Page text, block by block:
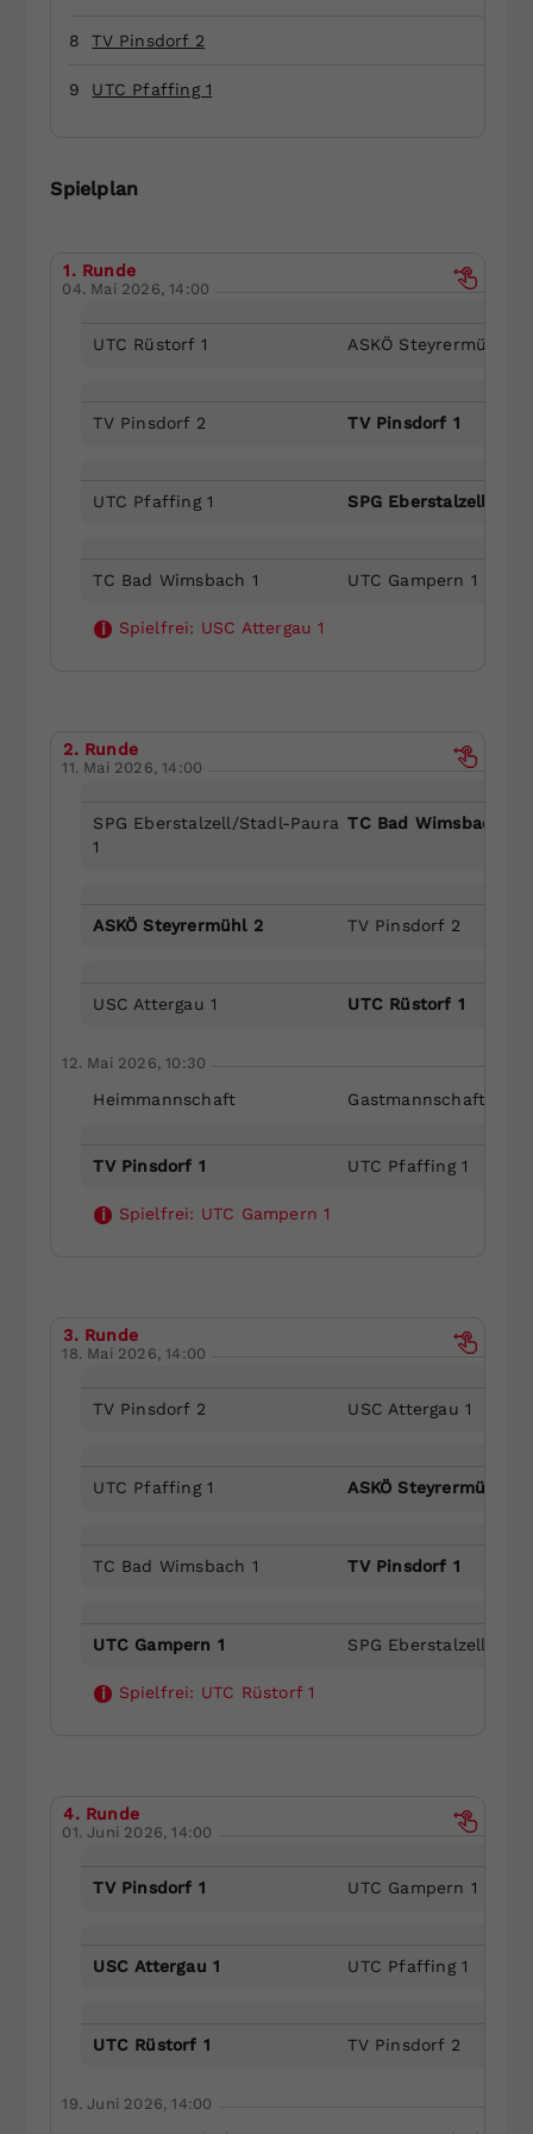
8 TV Pinsdorf 2
9 UTC Pfaffing 1
Spielplan
1. Runde
04. Mai 2026, 14:00
UTC Rüstorf 1 ASKÖ Steyrermühl 2
TV Pinsdorf 2 TV Pinsdorf 1
UTC Pfaffing 1 SPG Eberstalzell/
TC Bad Wimsbach 1 UTC Gampern 1
i Spielfrei: USC Attergau 1
2. Runde
11. Mai 2026, 14:00
SPG Eberstalzell/Stadl-Paura
1
TC Bad Wimsbach 1
ASKÖ Steyrermühl 2 TV Pinsdorf 2
USC Attergau 1 UTC Rüstorf 1
12. Mai 2026, 10:30
Heimmannschaft Gastmannschaft
TV Pinsdorf 1 UTC Pfaffing 1
i Spielfrei: UTC Gampern 1
3. Runde
18. Mai 2026, 14:00
TV Pinsdorf 2 USC Attergau 1
UTC Pfaffing 1 ASKÖ Steyrermühl 2
TC Bad Wimsbach 1 TV Pinsdorf 1
UTC Gampern 1 SPG Eberstalzell/
i Spielfrei: UTC Rüstorf 1
4. Runde
01. Juni 2026, 14:00
TV Pinsdorf 1 UTC Gampern 1
USC Attergau 1 UTC Pfaffing 1
UTC Rüstorf 1 TV Pinsdorf 2
19. Juni 2026, 14:00
Einstellungen. Unter anderem eine
zufällig generierte ID, für die